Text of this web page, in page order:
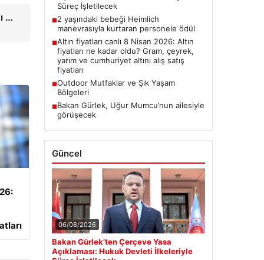
…
Süreç İşletilecek
■2 yaşındaki bebeği Heimlich
manevrasıyla kurtaran personele ödül
■Altın fiyatları canlı 8 Nisan 2026: Altın
fiyatları ne kadar oldu? Gram, çeyrek,
yarım ve cumhuriyet altını alış satış
fiyatları
■Outdoor Mutfaklar ve Şık Yaşam
Bölgeleri
■Bakan Gürlek, Uğur Mumcu’nun ailesiyle
görüşecek
Güncel
06/08/2026
Bakan Gürlek’ten Çerçeve Yasa
Açıklaması: Hukuk Devleti İlkeleriyle